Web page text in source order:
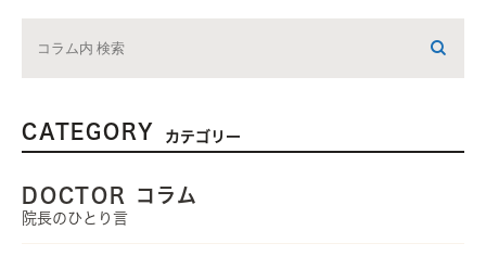
CATEGORY カテゴリー
DOCTOR コラム
院長のひとり言